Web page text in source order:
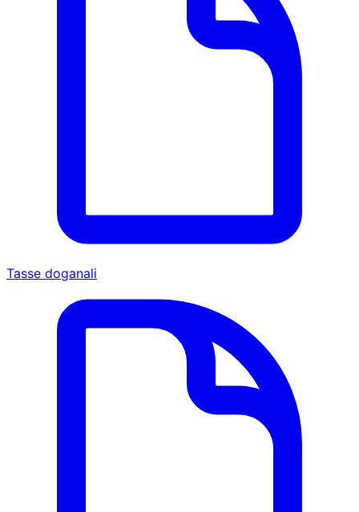
Tasse doganali